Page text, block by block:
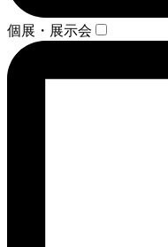
個展・展示会